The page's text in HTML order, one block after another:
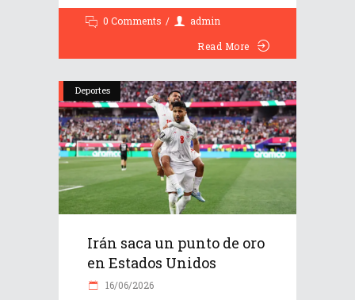
0 Comments
admin
Read More
Deportes
Irán saca un punto de oro
en Estados Unidos
16/06/2026